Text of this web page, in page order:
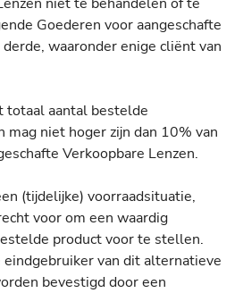
Goederen voor aangeschafte
waaronder enige cliënt van
totaal aantal bestelde
mag niet hoger zijn dan 10% van
Verkoopbare Lenzen.
(tijdelijke) voorraadsituatie,
voor om een waardig
product voor te stellen.
van dit alternatieve
bevestigd door een